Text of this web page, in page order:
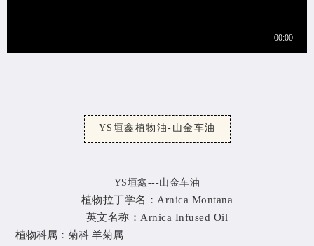
YS垣鑫植物油-山金车油
YS垣鑫---山金车油
植物拉丁学名： Arnica Montana
英文名称：Arnica Infused Oil
植物科属： 菊科 羊菊属